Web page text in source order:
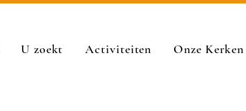
U zoekt Activiteiten Onze Kerken